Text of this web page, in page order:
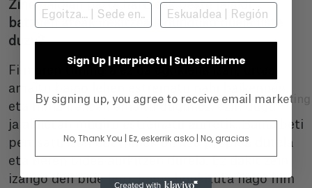
Zinemaldian parte hartzeak beste jaialdi
batzuen ateak irekitzea lagunduko duela uste
duzu?
Filmaren timing-a ez da egokiena izan, urtea
amaitu baino lehen estreinatu nahi baikenuen,
eta filma irailean amaitu dugunez, ezin dugu
jaialdietan mugitu estreinatu aurretik. Baina beti
pentsatu izan dut filmek bizitza propioa dutela
eta beren bidea aurkitzen dutela. Ez dakit zein
izango den bide hori, baina hunkituta nago film
Sign Up | Harpidetu | Subscribirme
By signing up, you agree to receive email
No, Thank You | Ez, eskerrik asko | No, gracias